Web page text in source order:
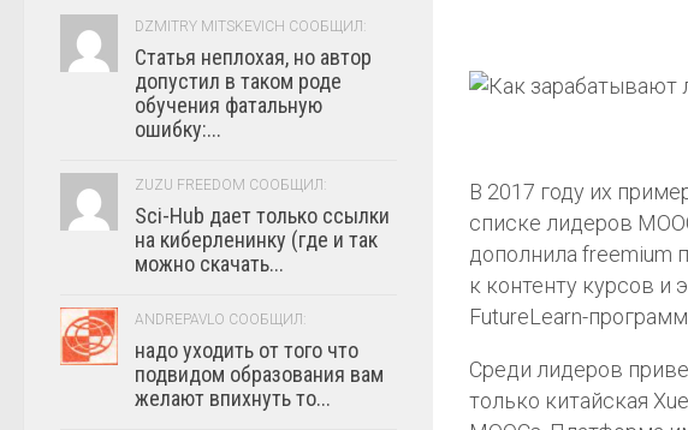
В 2017 году их
списке лидеров
дополнила freemium
к контенту курсов и
FutureLearn-
Среди лидеров
только китайская
DZMITRY MITSKEVICH СООБЩИЛ:
Статья неплохая, но автор
допустил в таком роде
обучения фатальную
ошибку:...
ZUZU FREEDOM СООБЩИЛ:
Sci-Hub дает только ссылки
на киберленинку (где и так
можно скачать...
ANDREPAVLO СООБЩИЛ:
надо уходить от того что
подвидом образования вам
желают впихнуть то...